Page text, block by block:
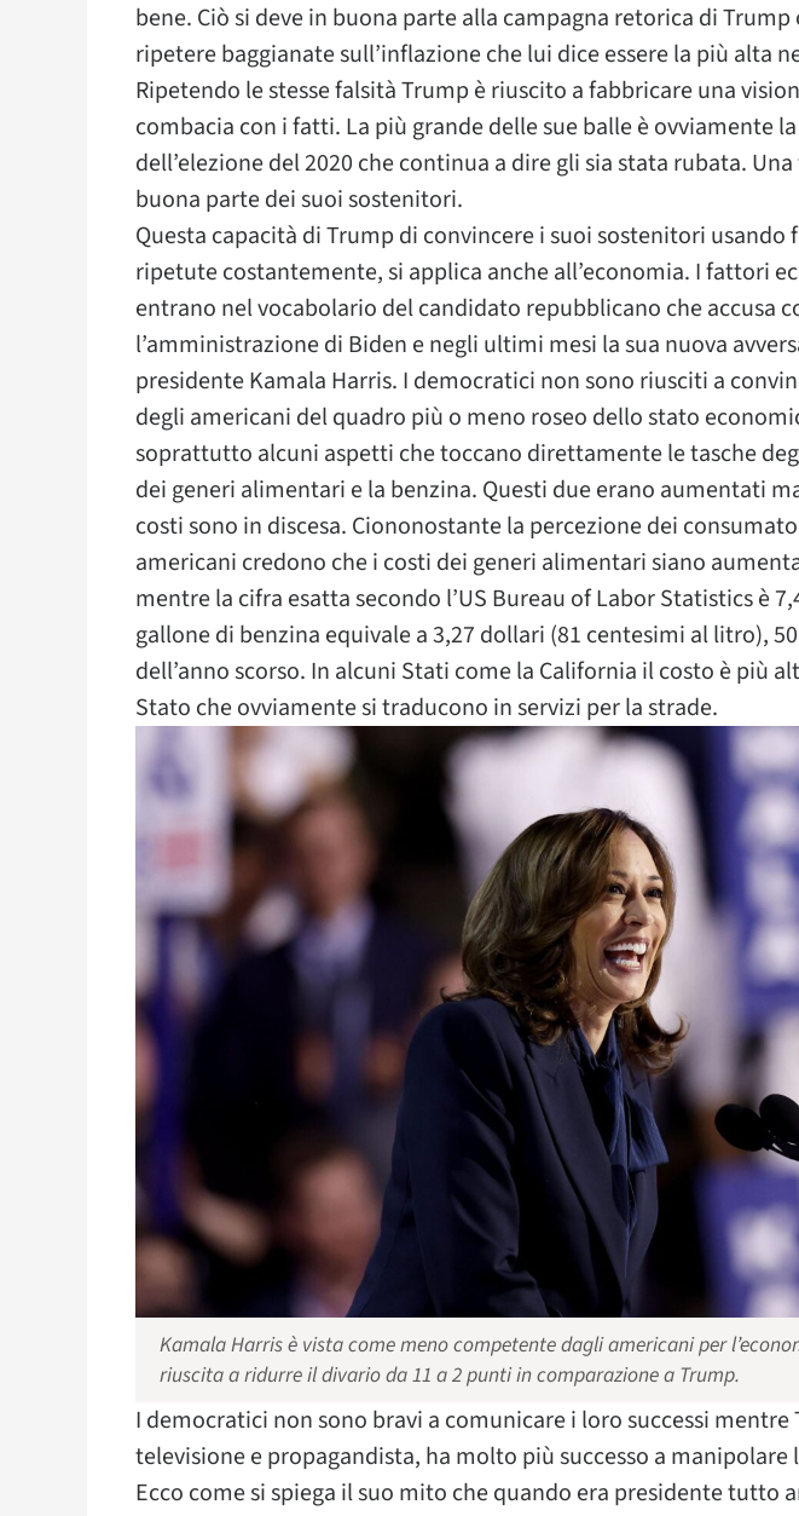
bene. Ciò si deve in buona parte alla campagna retorica di
ripetere baggianate sull’inflazione che lui dice essere la più alta
Ripetendo le stesse falsità Trump è riuscito a fabbricare una
combacia con i fatti. La più grande delle sue balle è ovviamente
dell’elezione del 2020 che continua a dire gli sia stata rubata.
buona parte dei suoi sostenitori.
Questa capacità di Trump di convincere i suoi sostenitori usando
ripetute costantemente, si applica anche all’economia. I fattori
entrano nel vocabolario del candidato repubblicano che accusa
l’amministrazione di Biden e negli ultimi mesi la sua nuova
presidente Kamala Harris. I democratici non sono riusciti a
degli americani del quadro più o meno roseo dello stato
soprattutto alcuni aspetti che toccano direttamente le tasche
dei generi alimentari e la benzina. Questi due erano aumentati
costi sono in discesa. Ciononostante la percezione dei
americani credono che i costi dei generi alimentari siano
mentre la cifra esatta secondo l’US Bureau of Labor Statistics è
gallone di benzina equivale a 3,27 dollari (81 centesimi al litro),
dell’anno scorso. In alcuni Stati come la California il costo è più
Stato che ovviamente si traducono in servizi per la strade.
Kamala Harris è vista come meno competente dagli americani per
riuscita a ridurre il divario da 11 a 2 punti in comparazione a Trump.
I democratici non sono bravi a comunicare i loro successi
televisione e propagandista, ha molto più successo a manipolare
Ecco come si spiega il suo mito che quando era presidente tutto